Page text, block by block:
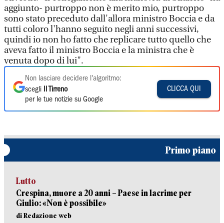
aggiunto- purtroppo non è merito mio, purtroppo
sono stato preceduto dall'allora ministro Boccia e da
tutti coloro l'hanno seguito negli anni successivi,
quindi io non ho fatto che replicare tutto quello che
aveva fatto il ministro Boccia e la ministra che è
venuta dopo di lui".
Non lasciare decidere l'algoritmo:
scegli
Il Tirreno
per le tue notizie su Google
CLICCA QUI
Primo piano
Lutto
Crespina, muore a 20 anni – Paese in lacrime per
Giulio: «Non è possibile»
di Redazione web